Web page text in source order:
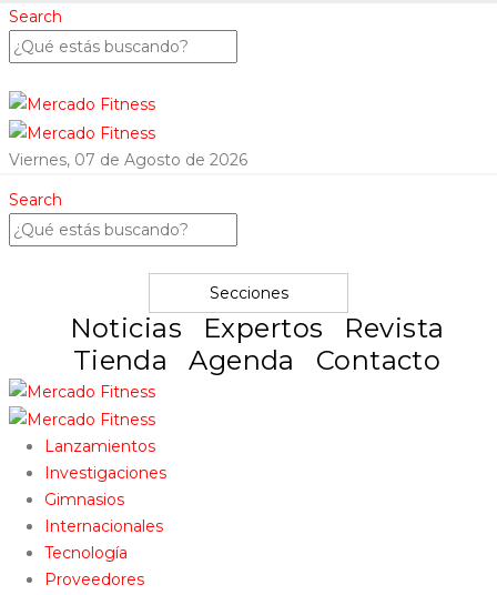
Search
Viernes, 07 de Agosto de 2026
Search
Secciones
Noticias Expertos
Revista
Tienda
Agenda Contacto
Lanzamientos
Investigaciones
Gimnasios
Internacionales
Tecnología
Proveedores